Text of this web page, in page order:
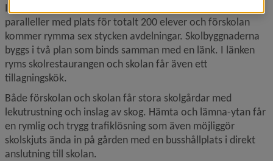
I Stöcke byggs en ny F–3-skola och förskola. Skolan får två
paralleller med plats för totalt 200 elever och förskolan
kommer rymma sex stycken avdelningar. Skolbyggnaderna
byggs i två plan som binds samman med en länk. I länken
ryms skolrestaurangen och skolan får även ett
tillagningskök.
Både förskolan och skolan får stora skolgårdar med
lekutrustning och inslag av skog. Hämta och lämna-ytan får
en rymlig och trygg trafiklösning som även möjliggör
skolskjuts ända in på gården med en busshållplats i direkt
anslutning till skolan.